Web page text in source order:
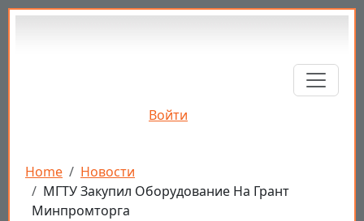
Перейти к основному содержанию
Войти
Строка навигации
Home
Новости
МГТУ Закупил Оборудование На Грант
Минпромторга